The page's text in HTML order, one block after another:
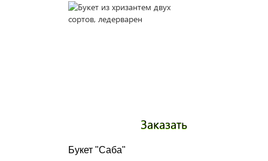
Букет "Саба"
Заказать